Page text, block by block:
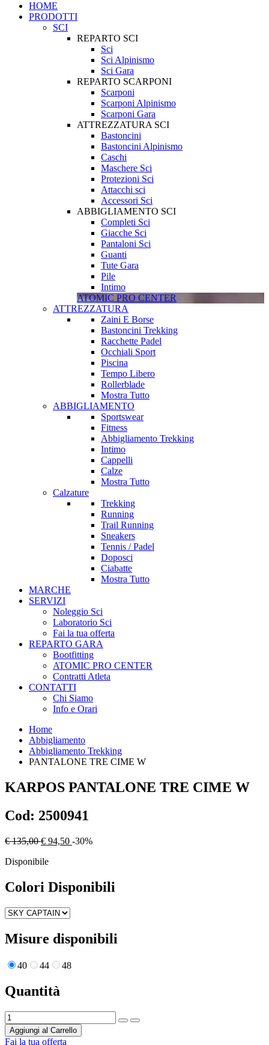
HOME
PRODOTTI
SCI
REPARTO SCI
Sci
Sci Alpinismo
Sci Gara
REPARTO SCARPONI
Scarponi
Scarponi Alpinismo
Scarponi Gara
ATTREZZATURA SCI
Bastoncini
Bastoncini Alpinismo
Caschi
Maschere Sci
Protezioni Sci
Attacchi sci
Accessori Sci
ABBIGLIAMENTO SCI
Completi Sci
Giacche Sci
Pantaloni Sci
Guanti
Tute Gara
Pile
Intimo
ATOMIC PRO CENTER
ATTREZZATURA
Zaini E Borse
Bastoncini Trekking
Racchette Padel
Occhiali Sport
Piscina
Tempo Libero
Rollerblade
Mostra Tutto
ABBIGLIAMENTO
Sportswear
Fitness
Abbigliamento Trekking
Intimo
Cappelli
Calze
Mostra Tutto
Calzature
Trekking
Running
Trail Running
Sneakers
Tennis / Padel
Doposci
Ciabatte
Mostra Tutto
MARCHE
SERVIZI
Noleggio Sci
Laboratorio Sci
Fai la tua offerta
REPARTO GARA
Bootfitting
ATOMIC PRO CENTER
Contratti Atleta
CONTATTI
Chi Siamo
Info e Orari
Home
Abbigliamento
Abbigliamento Trekking
PANTALONE TRE CIME W
KARPOS PANTALONE TRE CIME W
Cod: 2500941
€ 135,00 € 94,50 -30%
Disponibile
Colori Disponibili
Misure disponibili
40 44 48
Quantità
Aggiungi al Carrello
Fai la tua offerta